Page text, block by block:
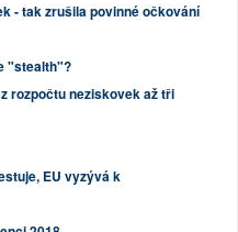
- tak zrušila povinné očkování
"stealth"?
rozpočtu neziskovek až tři
EU vyzývá k